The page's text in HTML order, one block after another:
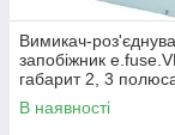
Вимикач-
запобіжник
габарит 2, 3
В наявності